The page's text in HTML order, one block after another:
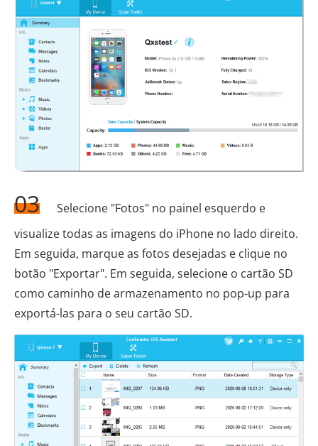
03
Selecione "Fotos" no painel esquerdo e
visualize todas as imagens do iPhone no lado direito.
Em seguida, marque as fotos desejadas e clique no
botão "Exportar". Em seguida, selecione o cartão SD
como caminho de armazenamento no pop-up para
exportá-las para o seu cartão SD.